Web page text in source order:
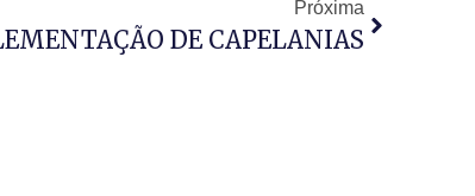
Próxima
DE CAPELANIAS